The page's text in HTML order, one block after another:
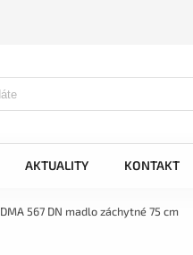
AKTUALITY KONTAKT
DMA 567 DN madlo záchytné 75 cm